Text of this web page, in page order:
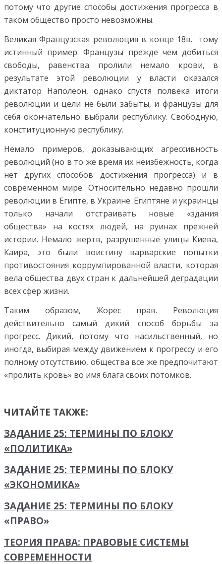
потому что другие способы достижения прогресса в
таком общество просто невозможны.
Великая Французская революция в конце 18в. тому
истинный пример. Французы прежде чем добиться
свободы, равенства пролили немало крови, в
результате этой революции у власти оказался
диктатор Наполеон, однако спустя полвека итоги
революции и цели не были забыты, и французы для
себя окончательно выбрали республику. Свободную,
конституционную республику.
Немало примеров, доказывающих агрессивность
революций (но в то же время их неизбежность, когда
нет других способов достижения прогресса) и в
современном мире. Относительно недавно прошли
революции в Египте, в Украине. Египтяне и украинцы
только начали отстраивать новые «здания
общества» на костях людей, на руинах прежней
истории. Немало жертв, разрушенные улицы Киева,
Каира, это были воистину варварские попытки
противостояния коррумпированной власти, которая
вела общества двух стран к дальнейшей деградации
всех сфер жизни.
Таким образом, Жорес прав. Революция
действительно самый дикий способ борьбы за
прогресс. Дикий, потому что насильственный, но
иногда, выбирая между движением к прогрессу и его
полному отсутствию, общества все же предпочитают
«пролить кровь» во имя блага своих потомков.
ЧИТАЙТЕ ТАКЖЕ:
ЗАДАНИЕ 25: ТЕРМИНЫ ПО БЛОКУ
«ПОЛИТИКА»
ЗАДАНИЕ 25: ТЕРМИНЫ ПО БЛОКУ
«ЭКОНОМИКА»
ЗАДАНИЕ 25: ТЕРМИНЫ ПО БЛОКУ
«ПРАВО»
ТЕОРИЯ ПРАВА: ПРАВОВЫЕ СИСТЕМЫ
СОВРЕМЕННОСТИ